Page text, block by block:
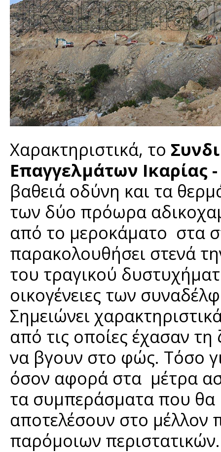
Χαρακτηριστικά, το
Επαγγελμάτων Ικαρίας
βαθειά οδύνη και τα
των δύο πρόωρα
από το μεροκάματο στα
παρακολουθήσει στενά
του τραγικού
οικογένειες των
Σημειώνει
από τις οποίες έχασαν
να βγουν στο φώς. Τόσο
όσον αφορά στα μέτρα
τα συμπεράσματα που θα
αποτελέσουν στο μέλλον
παρόμοιων